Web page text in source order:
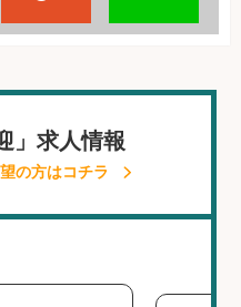
」求人情報
の方はコチラ